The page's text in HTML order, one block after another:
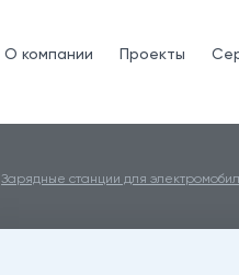
O компании Проекты
Зарядные станции для